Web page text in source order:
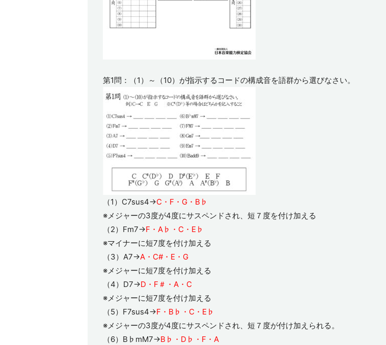
第1問：（1）～（10）が指示するコードの構成音を語群から選びなさい。
（1）C7sus4→C・F・G・B♭
※メジャーの3度が4度にサスペンドされ、短７度を付け加える
（2）Fm7→F・A♭・C・E♭
※マイナーに短7度を付け加える
（3）A7→A・C#・E・G
※メジャーに短7度を付け加える
（4）D7→D・F＃・A・C
※メジャーに短7度を付け加える
（5）F7sus4→F・B♭・C・E♭
※メジャーの3度が4度にサスペンドされ、短７度が付け加えられる。
（6）B♭mM7→B♭・D♭・F・A